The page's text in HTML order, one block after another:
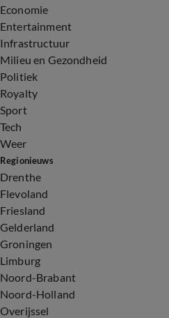
Economie
Entertainment
Infrastructuur
Milieu en Gezondheid
Politiek
Royalty
Sport
Tech
Weer
Regionieuws
Drenthe
Flevoland
Friesland
Gelderland
Groningen
Limburg
Noord-Brabant
Noord-Holland
Overijssel